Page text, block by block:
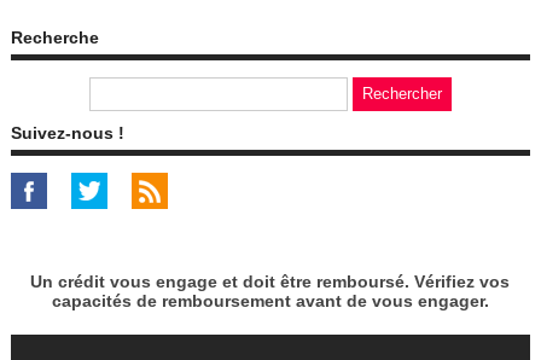
Recherche
Suivez-nous !
Un crédit vous engage et doit être remboursé. Vérifiez vos
capacités de remboursement avant de vous engager.